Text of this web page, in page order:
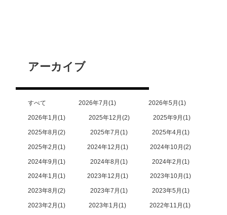
アーカイブ
すべて 2026年7月 1 2026年5月 1
2026年1月 1 2025年12月 2 2025年9月 1
2025年8月 2 2025年7月 1 2025年4月 1
2025年2月 1 2024年12月 1 2024年10月 2
2024年9月 1 2024年8月 1 2024年2月 1
2024年1月 1 2023年12月 1 2023年10月 1
2023年8月 2 2023年7月 1 2023年5月 1
2023年2月 1 2023年1月 1 2022年11月 1